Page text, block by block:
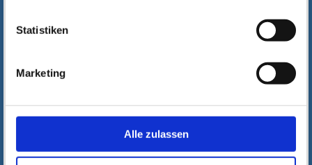
Statistiken
Marketing
Alle zulassen